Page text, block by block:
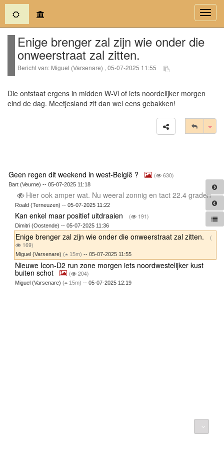
(current)
Enige brenger zal zijn wie onder die
onweerstraat zal zitten.
Bericht van: Miguel (Varsenare) , 05-07-2025 11:55
Die ontstaat ergens in midden W-Vl of iets noordelijker morgen
eind de dag. Meetjesland zit dan wel eens gebakken!
Geen regen dit weekend in west-België ? ( 630)
Bart (Veurne) -- 05-07-2025 11:18
Hier ook amper wat. Nu weeral zonnig en tact 22.4 graden
Roald (Terneuzen) -- 05-07-2025 11:22
Kan enkel maar positief uitdraaien ( 191)
Dimitri (Oostende) -- 05-07-2025 11:36
Enige brenger zal zijn wie onder die onweerstraat zal zitten.
(
169)
Miguel (Varsenare) ( 15m) -- 05-07-2025 11:55
Nieuwe Icon-D2 run zone morgen iets noordwestelijker kust
buiten schot ( 204)
Miguel (Varsenare) ( 15m) -- 05-07-2025 12:19